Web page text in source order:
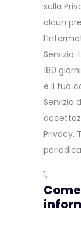
sulla
alcun
Servizio.
180
e il tuo
Servizio
Privacy.